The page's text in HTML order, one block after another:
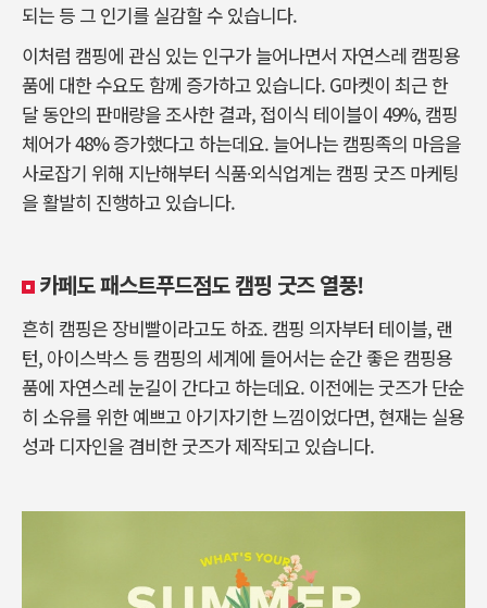
되는 등 그 인기를 실감할 수 있습니다.
이처럼 캠핑에 관심 있는 인구가 늘어나면서 자연스레 캠핑용
품에 대한 수요도 함께 증가하고 있습니다. G마켓이 최근 한
달 동안의 판매량을 조사한 결과, 접이식 테이블이 49%, 캠핑
체어가 48% 증가했다고 하는데요. 늘어나는 캠핑족의 마음을
사로잡기 위해 지난해부터 식품∙외식업계는 캠핑 굿즈 마케팅
을 활발히 진행하고 있습니다.
카페도 패스트푸드점도 캠핑 굿즈 열풍!
흔히 캠핑은 장비빨이라고도 하죠. 캠핑 의자부터 테이블, 랜
턴, 아이스박스 등 캠핑의 세계에 들어서는 순간 좋은 캠핑용
품에 자연스레 눈길이 간다고 하는데요. 이전에는 굿즈가 단순
히 소유를 위한 예쁘고 아기자기한 느낌이었다면, 현재는 실용
성과 디자인을 겸비한 굿즈가 제작되고 있습니다.